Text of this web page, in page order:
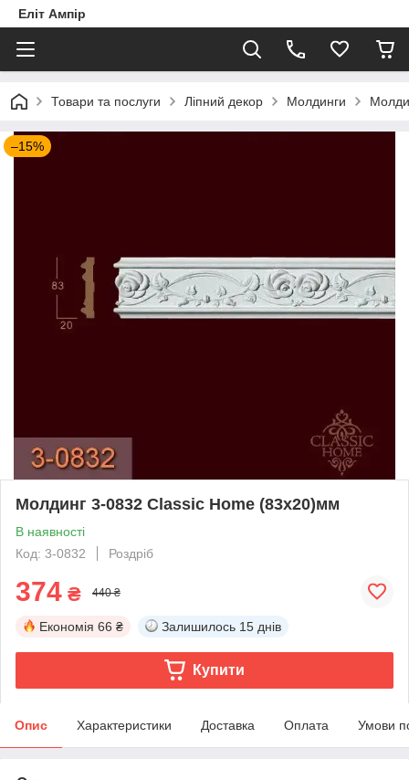
Еліт Ампір
Товари та послуги Ліпний декор Молдинги
–15%
Молдинг 3-0832 Classic Home (83x20)мм
В наявності
Код: 3-0832
Роздріб
374 ₴ 440 ₴
Економія 66 ₴ Залишилось 15 днів
Купити
Опис Характеристики Доставка Оплата Умови